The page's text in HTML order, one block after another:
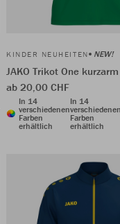
KINDER NEUHEITEN NEW!
JAKO Trikot One kurzarm
ab 20,00 CHF
In 14
verschiedenen
Farben
erhältlich
In 14
Farben
erhältlich